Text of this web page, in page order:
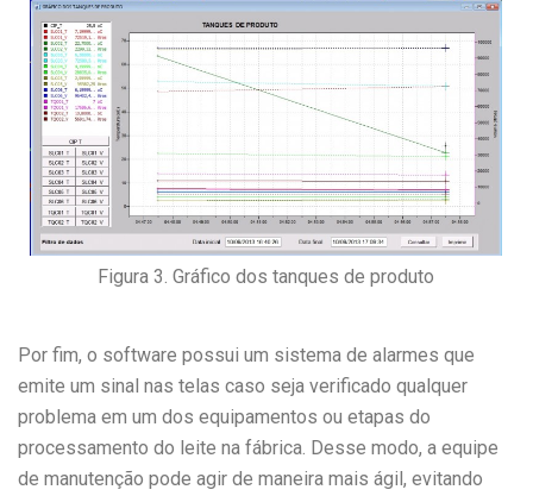
Figura 3. Gráfico dos tanques de produto
Por fim, o software possui um sistema de alarmes que
emite um sinal nas telas caso seja verificado qualquer
problema em um dos equipamentos ou etapas do
processamento do leite na fábrica. Desse modo, a equipe
de manutenção pode agir de maneira mais ágil, evitando